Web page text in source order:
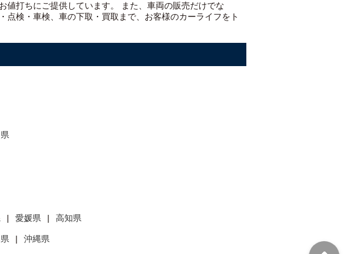
値打ちに ご提供しています。 また、車両の販売だけでな
検・車検、車の下取・買取まで、お客様のカーライフをト
愛媛県 高知県
沖縄県